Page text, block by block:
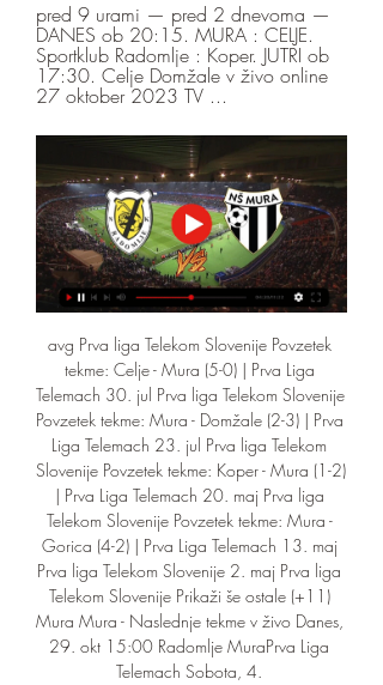
pred 9 urami — pred 2 dnevoma —
DANES ob 20:15. MURA : CELJE.
Sportklub Radomlje : Koper. JUTRI ob
17:30. Celje Domžale v živo online
27 oktober 2023 TV ...
avg Prva liga Telekom Slovenije Povzetek
tekme: Celje - Mura (5-0) | Prva Liga
Telemach 30. jul Prva liga Telekom Slovenije
Povzetek tekme: Mura - Domžale (2-3) | Prva
Liga Telemach 23. jul Prva liga Telekom
Slovenije Povzetek tekme: Koper - Mura (1-2)
| Prva Liga Telemach 20. maj Prva liga
Telekom Slovenije Povzetek tekme: Mura -
Gorica (4-2) | Prva Liga Telemach 13. maj
Prva liga Telekom Slovenije 2. maj Prva liga
Telekom Slovenije Prikaži še ostale (+11)
Mura Mura - Naslednje tekme v živo Danes,
29. okt 15:00 Radomlje MuraPrva Liga
Telemach Sobota, 4.